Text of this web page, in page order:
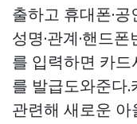
출하고 휴대폰·
성명·관계·핸드
를 입력하면 카
를 발급도와준다
관련해 새로운